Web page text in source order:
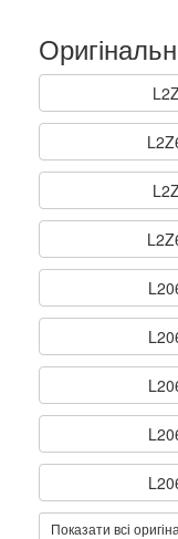
Показати всі